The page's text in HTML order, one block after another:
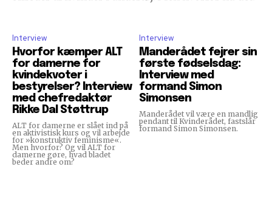
Interview
Hvorfor kæmper ALT
for damerne for
kvindekvoter i
bestyrelser? Interview
med chefredaktør
Rikke Dal Støttrup
ALT for damerne er slået ind på
en aktivistisk kurs og vil arbejde
for »konstruktiv feminisme«.
Men hvorfor? Og vil ALT for
damerne gøre, hvad bladet
beder andre om?
Interview
Manderådet fejrer sin
første fødselsdag:
Interview med
formand Simon
Simonsen
Manderådet vil være en mandlig
pendant til Kvinderådet, fastslår
formand Simon Simonsen.